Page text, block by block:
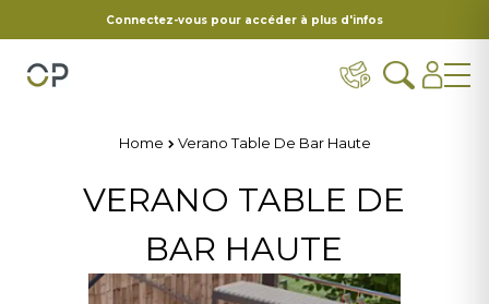
Connectez-vous pour accéder à plus d'infos
Home Verano Table De Bar Haute
VERANO TABLE DE
BAR HAUTE